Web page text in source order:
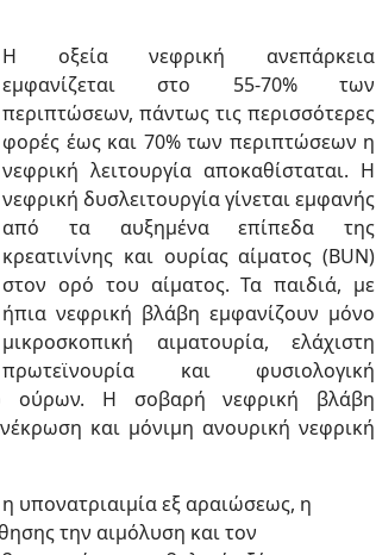
Η οξεία νεφρική ανεπάρκεια
εμφανίζεται στο 55-70% των
περιπτώσεων, πάντως τις περισσότερες
φορές έως και 70% των περιπτώσεων η
νεφρική λειτουργία αποκαθίσταται. Η
νεφρική δυσλειτουργία γίνεται εμφανής
από τα αυξημένα επίπεδα της
κρεατινίνης και ουρίας αίματος (BUN)
στον ορό του αίματος. Τα παιδιά, με
ήπια νεφρική βλάβη εμφανίζουν μόνο
μικροσκοπική αιματουρία, ελάχιστη
πρωτεϊνουρία και φυσιολογική
ούρων. Η σοβαρή νεφρική βλάβη
και μόνιμη ανουρική νεφρική
υπονατριαιμία εξ αραιώσεως, η
την αιμόλυση και τον